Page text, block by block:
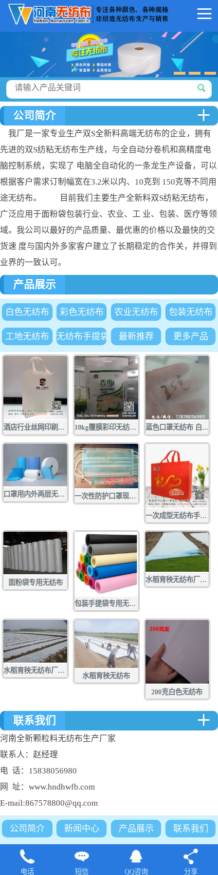
公司简介
我厂是一家专业生产双S全新料高端无纺布的企业，拥有
先进的双S纺粘无纺布生产线，与全自动分卷机和高精度电
脑控制系统，实现了 电脑全自动化的一条龙生产设备，可以
根据客户需求订制幅宽在3.2米以内、10克到 150克等不同用
途无纺布。 目前我们主要生产全新料双S纺粘无纺布，
广泛应用于面粉袋包装行业、农业、工 业、包装、医疗等领
域。我公司以最好的产品质量、最优惠的价格以及最快的交
货速 度与国内外多家客户建立了长期稳定的合作关，并得到
业界的一致认可。
产品展示
白色无纺布 彩色无纺布 农业无纺布 包装无纺布
工地无纺布 无纺布手提袋 最新推荐 更多产品
酒店行业丝网印刷手提袋广告订做 1000条起量 质优价廉 酒店行业 10kg覆膜彩印无纺布面粉袋批发定做 厂家供应无纺布面粉袋小包装袋 蓝色口罩无纺布 白色口罩无纺布厂家大量现货供应
口罩用内外两层无纺布 口罩无纺布 一次性防护口罩现货供应
一次成型无纺布手提袋
面粉袋专用无纺布
包装手提袋专用无纺布 各种彩色无纺布
水稻育秧无纺布厂家定做批发
水稻育秧无纺布厂家定做批发
水稻育秧无纺布
200克白色无纺布
联系我们
河南全新颗粒料无纺布生产厂家
联系人：赵经理
电 话：15838056980
网 址：www.hndhwfb.com
E-mail:867578800@qq.com
公司简介 新闻中心 产品展示 联系我们
电话 短信 QQ咨询 分享